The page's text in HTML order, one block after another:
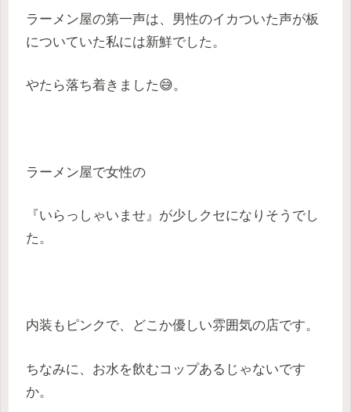
ラーメン屋の第一声は、男性のイカついた声が板
についていた私には新鮮でした。
やたら落ち着きました😅。
ラーメン屋で女性の
『いらっしゃいませ』が少しクセになりそうでし
た。
内装もピンクで、どこか優しい雰囲気の店です。
ちなみに、お水を飲むコップあるじゃないです
か。